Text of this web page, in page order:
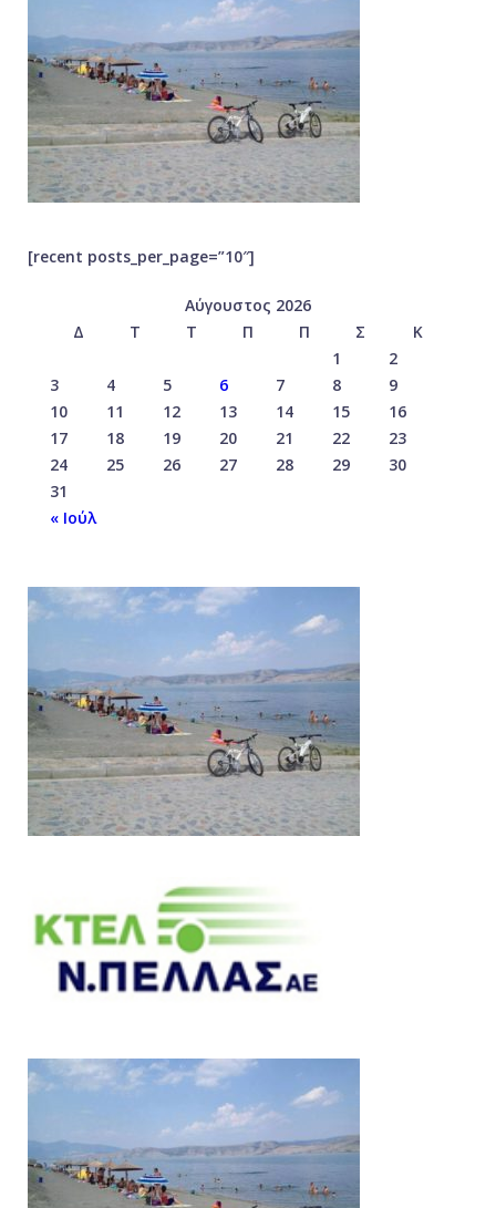
[recent posts_per_page=”10″]
Αύγουστος 2026
Δ
Τ Τ Π Π Σ
Κ
1
2
3
4 5 6 7 8
9
10
11 12 13 14 15
16
17
18 19 20 21 22
23
24
25 26 27 28 29
30
31
« Ιούλ